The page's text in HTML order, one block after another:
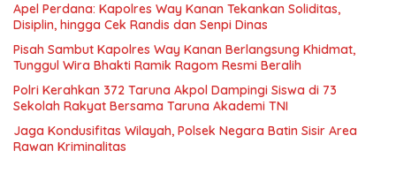
Apel Perdana: Kapolres Way Kanan Tekankan Soliditas,
Disiplin, hingga Cek Randis dan Senpi Dinas
Pisah Sambut Kapolres Way Kanan Berlangsung Khidmat,
Tunggul Wira Bhakti Ramik Ragom Resmi Beralih
Polri Kerahkan 372 Taruna Akpol Dampingi Siswa di 73
Sekolah Rakyat Bersama Taruna Akademi TNI
Jaga Kondusifitas Wilayah, Polsek Negara Batin Sisir Area
Rawan Kriminalitas